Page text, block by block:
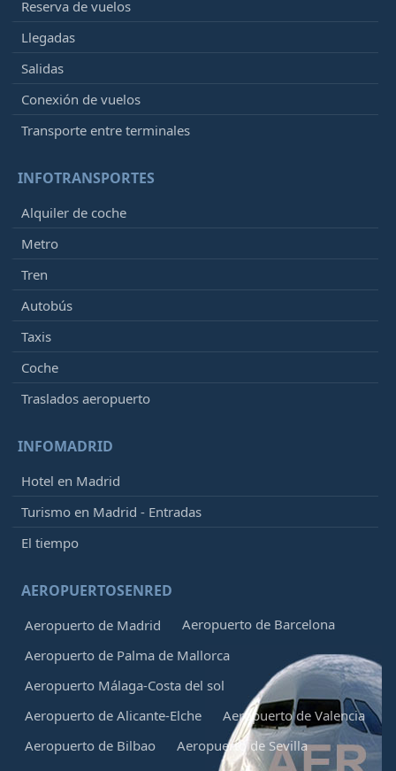
Reserva de vuelos
Llegadas
Salidas
Conexión de vuelos
Transporte entre terminales
INFOTRANSPORTES
Alquiler de coche
Metro
Tren
Autobús
Taxis
Coche
Traslados aeropuerto
INFOMADRID
Hotel en Madrid
Turismo en Madrid - Entradas
El tiempo
AEROPUERTOSENRED
Aeropuerto de Madrid
Aeropuerto de Barcelona
Aeropuerto de Palma de Mallorca
Aeropuerto Málaga-Costa del sol
Aeropuerto de Alicante-Elche
Aeropuerto de Valencia
Aeropuerto de Bilbao
Aeropuerto de Sevilla